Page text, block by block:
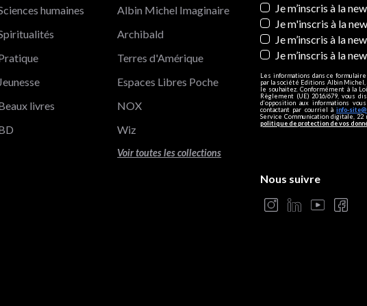
de confidentialité, en garantissant la conformité avec les
Newsletters
Je m’inscris à la
Je m'inscris à la
Je m’inscris à la
Je m’inscris à la
Les informations dans ce
par la société Editions Albin
le souhaitez. Conformément à la
Règlement (UE) 2016/679, vous
d’opposition aux informations
contactant par courriel àinfo-
Service Communication digitale, 22
politique de protection de vos
humaines
Jeunesse
livres
Albin Michel Imaginaire
Archibald
Terres d'Amérique
Espaces Libres Poche
NOX
Wiz
Voir toutes les collections
Nous suivre